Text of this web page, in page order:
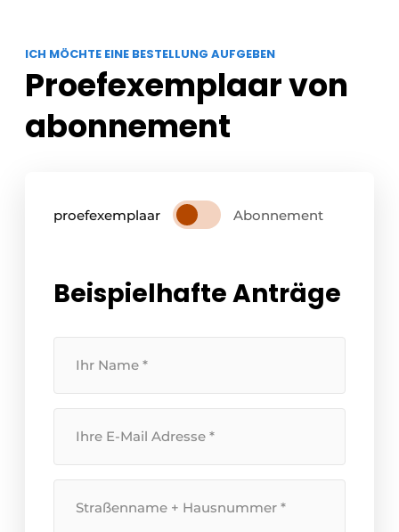
ICH MÖCHTE EINE BESTELLUNG AUFGEBEN
Proefexemplaar von
abonnement
proefexemplaar Abonnement
Beispielhafte Anträge
Name *
Mail
Adresse